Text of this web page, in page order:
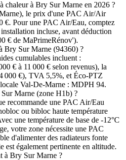
chaleur à Bry Sur Marne en 2026 ?
le prix d'une PAC Air/Air
€. Pour une PAC Air/Eau, comptez
incluse, avant déduction
€ de MaPrimeRénov').
Bry Sur Marne (94360) ?
cumulables incluent :
€ à 11 000 € selon revenus), la
000 €), TVA 5,5%, et Éco-PTZ
Val-De-Marne : MDPH 94.
Marne (zone H1b) ?
recommande une PAC Air/Eau
ou bibloc haute température
une température de base de -12°C
votre zone nécessite une PAC
d'alimenter des radiateurs fonte
est également pertinente en altitude.
à Bry Sur Marne ?